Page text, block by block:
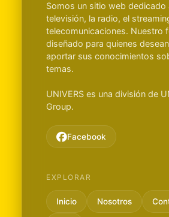
Somos un sitio web dedicado
televisión, la radio, el
telecomunicaciones. Nuestro
diseñado para quienes
aportar sus conocimientos
temas.
UNIVERS es una división de
Group.
Facebook
EXPLORAR
Inicio Nosotros